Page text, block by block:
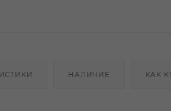
НАЛИЧИЕ КАК